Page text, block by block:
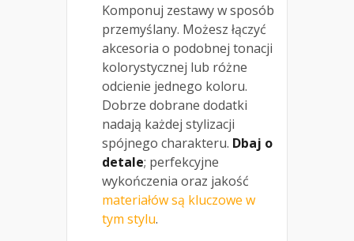
Komponuj zestawy w sposób
przemyślany. Możesz łączyć
akcesoria o podobnej tonacji
kolorystycznej lub różne
odcienie jednego koloru.
Dobrze dobrane dodatki
nadają każdej stylizacji
spójnego charakteru. Dbaj o
detale; perfekcyjne
wykończenia oraz jakość
materiałów są kluczowe w
tym stylu.